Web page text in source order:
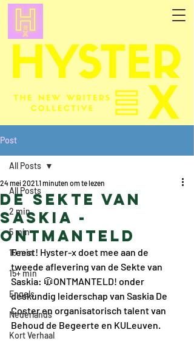
Post
All Posts
2 min
5 min
10 min
15+ min
Engels
Nederlands
Kort Verhaal
All Posts
De Sekte van
Saskia -
Ontmanteld
24 mei 20211 minuten om te lezen
Feest! Hyster-x doet mee aan de
tweede aflevering van de Sekte van
Saskia: 🧥ONTMANTELD! onder
deskundig leiderschap van Saskia De
Coster en organisatorisch talent van
Behoud de Begeerte en KULeuven.